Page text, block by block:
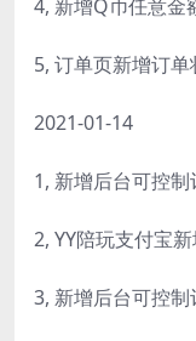
4, 新增Q币任意金
5, 订单页新增订单
2021-01-14
1, 新增后台可控
2, YY陪玩支付宝
3, 新增后台可控